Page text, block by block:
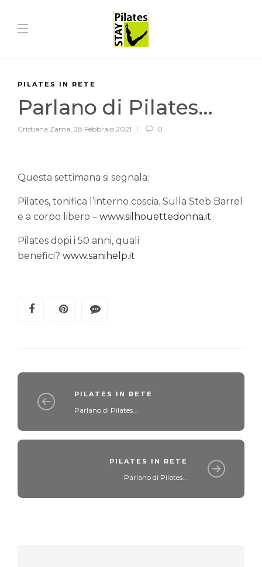
PILATES IN RETE
Parlano di Pilates…
Cristiana Zama, 28 Febbraio 2021 0
Questa settimana si segnala:
Pilates, tonifica l’interno coscia. Sulla Steb Barrel
e a corpo libero – www.silhouettedonna.it
Pilates dopi i 50 anni, quali
benefici? www.sanihelp.it
PILATES IN RETE
Parlano di Pilates...
PILATES IN RETE
Parlano di Pilates...